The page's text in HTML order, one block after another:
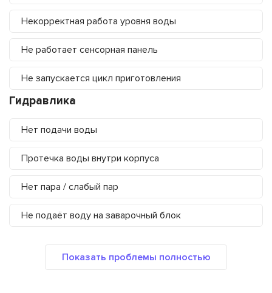
Некорректная работа уровня воды
Не работает сенсорная панель
Не запускается цикл приготовления
Гидравлика
Нет подачи воды
Протечка воды внутри корпуса
Нет пара / слабый пар
Не подаёт воду на заварочный блок